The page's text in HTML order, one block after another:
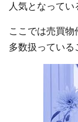
人気となってい
ここでは売買
多数扱っている